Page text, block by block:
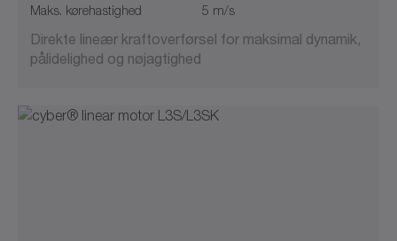
Maks. kørehastighed 5 m/s
Direkte lineær kraftoverførsel for maksimal dynamik,
pålidelighed og nøjagtighed